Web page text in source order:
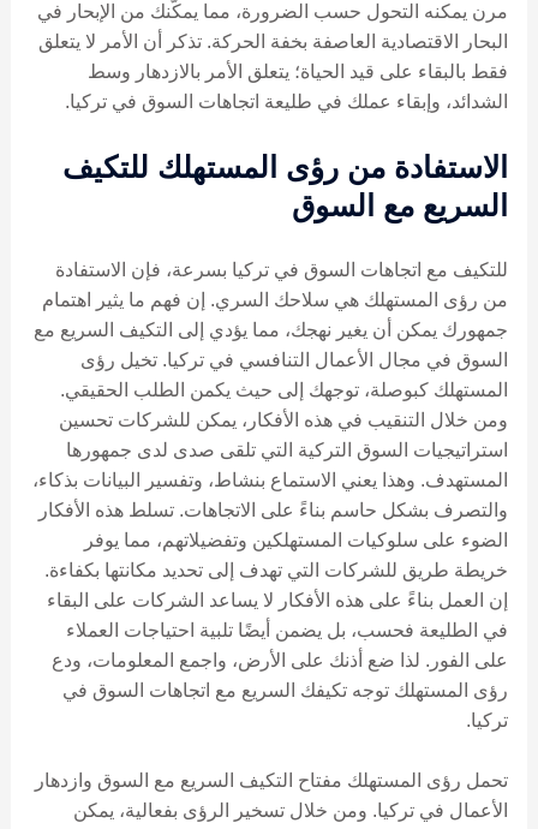
مرن يمكنه التحول حسب الضرورة، مما يمكّنك من الإبحار في
البحار الاقتصادية العاصفة بخفة الحركة. تذكر أن الأمر لا يتعلق
فقط بالبقاء على قيد الحياة؛ يتعلق الأمر بالازدهار وسط
الشدائد، وإبقاء عملك في طليعة اتجاهات السوق في تركيا.
الاستفادة من رؤى المستهلك للتكيف
السريع مع السوق
للتكيف مع اتجاهات السوق في تركيا بسرعة، فإن الاستفادة
من رؤى المستهلك هي سلاحك السري. إن فهم ما يثير اهتمام
جمهورك يمكن أن يغير نهجك، مما يؤدي إلى التكيف السريع مع
السوق في مجال الأعمال التنافسي في تركيا. تخيل رؤى
المستهلك كبوصلة، توجهك إلى حيث يكمن الطلب الحقيقي.
ومن خلال التنقيب في هذه الأفكار، يمكن للشركات تحسين
استراتيجيات السوق التركية التي تلقى صدى لدى جمهورها
المستهدف. وهذا يعني الاستماع بنشاط، وتفسير البيانات بذكاء،
والتصرف بشكل حاسم بناءً على الاتجاهات. تسلط هذه الأفكار
الضوء على سلوكيات المستهلكين وتفضيلاتهم، مما يوفر
خريطة طريق للشركات التي تهدف إلى تحديد مكانتها بكفاءة.
إن العمل بناءً على هذه الأفكار لا يساعد الشركات على البقاء
في الطليعة فحسب، بل يضمن أيضًا تلبية احتياجات العملاء
على الفور. لذا ضع أذنك على الأرض، واجمع المعلومات، ودع
رؤى المستهلك توجه تكيفك السريع مع اتجاهات السوق في
تركيا.
تحمل رؤى المستهلك مفتاح التكيف السريع مع السوق وازدهار
الأعمال في تركيا. ومن خلال تسخير الرؤى بفعالية، يمكن